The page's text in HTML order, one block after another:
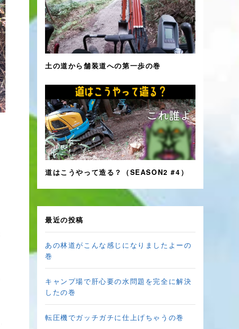
土の道から舗装道への第一歩の巻
道はこうやって造る？（SEASON2 #4）
最近の投稿
あの林道がこんな感じになりましたよーの
巻
キャンプ場で肝心要の水問題を完全に解決
したの巻
転圧機でガッチガチに仕上げちゃうの巻